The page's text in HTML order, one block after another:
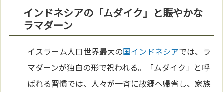
インドネシアの「ムダイク」と賑やかな
ラマダーン
イスラーム人口世界最大の国インドネシアでは、ラ
マダーンが独自の形で祝われる。「ムダイク」と呼
ばれる習慣では、人々が一斉に故郷へ帰省し、家族